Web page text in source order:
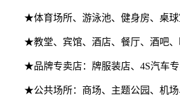
★体育场所、游泳池、健身房、桌
★教堂、宾馆、酒店、餐厅、酒吧
★品牌专卖店：牌服装店、4S汽车
★公共场所：商场、主题公园、机